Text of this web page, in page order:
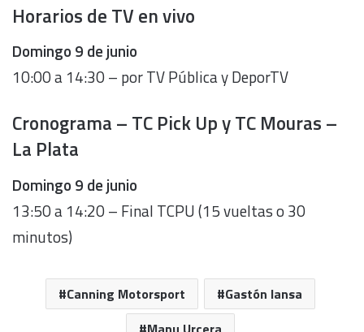
Horarios de TV en vivo
Domingo 9 de junio
10:00 a 14:30 – por TV Pública y DeporTV
Cronograma – TC Pick Up y TC Mouras –
La Plata
Domingo 9 de junio
13:50 a 14:20 – Final TCPU (15 vueltas o 30
minutos)
Canning Motorsport
Gastón Iansa